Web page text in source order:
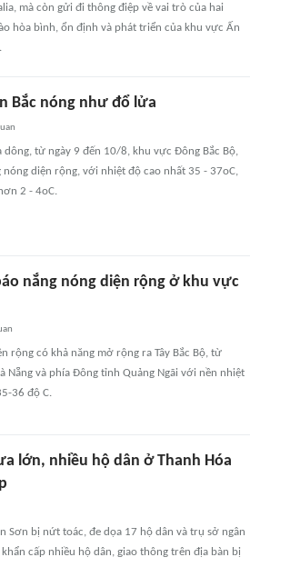
mà còn gửi đi thông điệp về vai trò của hai
hòa bình, ổn định và phát triển của khu vực Ấn
Bắc nóng như đổ lửa
dông, từ ngày 9 đến 10/8, khu vực Đông Bắc Bộ,
nóng diện rộng, với nhiệt độ cao nhất 35 - 37oC,
2 - 4oC.
nắng nóng diện rộng ở khu vực
rộng có khả năng mở rộng ra Tây Bắc Bộ, từ
Nẵng và phía Đông tỉnh Quảng Ngãi với nền nhiệt
36 độ C.
lớn, nhiều hộ dân ở Thanh Hóa
Sơn bị nứt toác, đe dọa 17 hộ dân và trụ sở ngân
cấp nhiều hộ dân, giao thông trên địa bàn bị